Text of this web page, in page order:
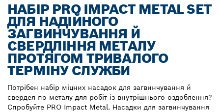
НАБІР PRO IMPACT METAL SET
ДЛЯ НАДІЙНОГО
ЗАГВИНЧУВАННЯ Й
СВЕРДЛІННЯ МЕТАЛУ
ПРОТЯГОМ ТРИВАЛОГО
ТЕРМІНУ СЛУЖБИ
Потрібен набір міцних насадок для загвинчування й
свердел по металу для робіт із внутрішнього оздоблення?
Спробуйте PRO Impact Metal. Насадки для загвинчування